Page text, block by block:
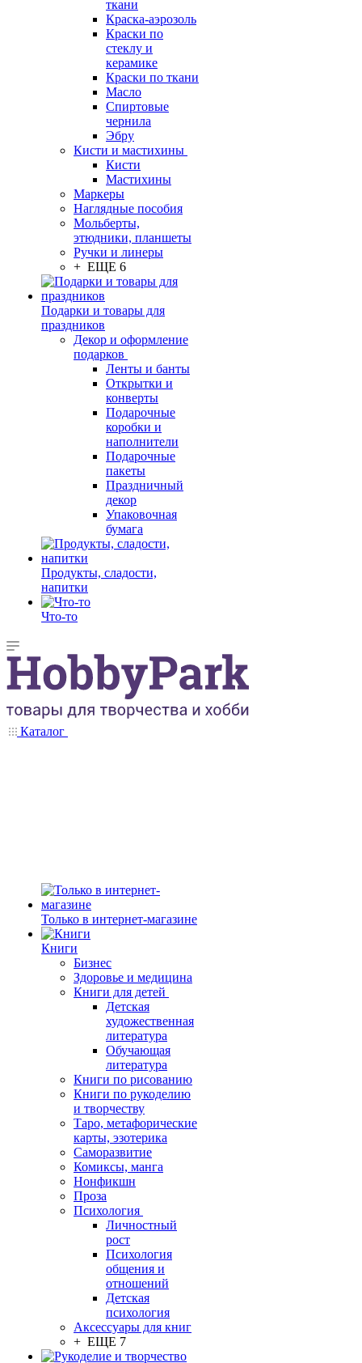
ткани
Краска-аэрозоль
Краски по
стеклу и
керамике
Краски по ткани
Масло
Спиртовые
чернила
Эбру
Кисти и мастихины
Кисти
Мастихины
Маркеры
Наглядные пособия
Мольберты,
этюдники, планшеты
Ручки и линеры
+ ЕЩЕ 6
Подарки и товары для
праздников
Декор и оформление
подарков
Ленты и банты
Открытки и
конверты
Подарочные
коробки и
наполнители
Подарочные
пакеты
Праздничный
декор
Упаковочная
бумага
Продукты, сладости,
напитки
Что-то
Каталог
Только в интернет-магазине
Книги
Бизнес
Здоровье и медицина
Книги для детей
Детская
художественная
литература
Обучающая
литература
Книги по рисованию
Книги по рукоделию
и творчеству
Таро, метафорические
карты, эзотерика
Саморазвитие
Комиксы, манга
Нонфикшн
Проза
Психология
Личностный
рост
Психология
общения и
отношений
Детская
психология
Аксессуары для книг
+ ЕЩЕ 7